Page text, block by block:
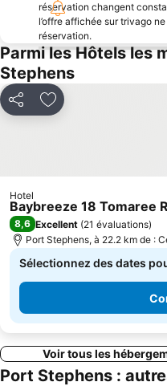
réservation changent
l’offre affichée sur trivago
réservation.
Parmi les Hôtels les
Stephens
PartagerAjouter à mes
Hotel
Baybreeze 18 Tomaree
8,6 Excellent (21 évaluations)
Port Stephens, à 22.2 km de :
Sélectionnez des dates
Voir tous les
Port Stephens :